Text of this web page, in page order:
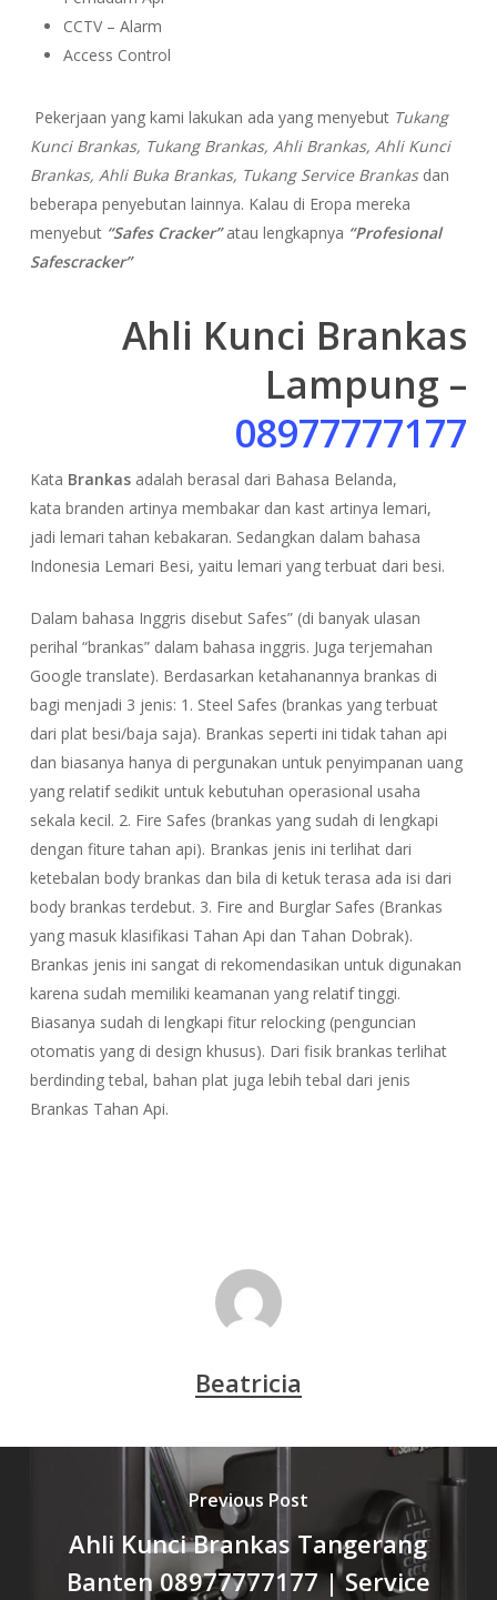
CCTV – Alarm
Access Control
Pekerjaan yang kami lakukan ada yang menyebut Tukang
Kunci Brankas, Tukang Brankas, Ahli Brankas, Ahli Kunci
Brankas, Ahli Buka Brankas, Tukang Service Brankasdan
beberapa penyebutan lainnya. Kalau di Eropa mereka
menyebut “Safes Cracker”atau lengkapnya “Profesional
Safescracker”
Ahli Kunci Brankas
Lampung –
08977777177
Kata Brankasadalah berasal dari Bahasa Belanda,
kata branden artinya membakardan kastartinya lemari,
jadi lemari tahan kebakaran. Sedangkan dalam bahasa
Indonesia Lemari Besi, yaitu lemari yang terbuat dari besi.
Dalam bahasa Inggris disebut Safes” (di banyak ulasan
perihal “brankas” dalam bahasa inggris. Juga terjemahan
Google translate). Berdasarkan ketahanannya brankas di
bagi menjadi 3 jenis: 1. Steel Safes (brankas yang terbuat
dari plat besi/baja saja). Brankas seperti ini tidak tahan api
dan biasanya hanya di pergunakan untuk penyimpanan uang
yang relatif sedikit untuk kebutuhan operasional usaha
sekala kecil. 2. Fire Safes (brankas yang sudah di lengkapi
dengan fiture tahan api). Brankas jenis ini terlihat dari
ketebalan body brankas dan bila di ketuk terasa ada isi dari
body brankas terdebut. 3. Fire and Burglar Safes (Brankas
yang masuk klasifikasi Tahan Api dan Tahan Dobrak).
Brankas jenis ini sangat di rekomendasikan untuk digunakan
karena sudah memiliki keamanan yang relatif tinggi.
Biasanya sudah di lengkapi fitur relocking (penguncian
otomatis yang di design khusus). Dari fisik brankas terlihat
berdinding tebal, bahan plat juga lebih tebal dari jenis
Brankas Tahan Api.
Beatricia
Previous Post
Ahli Kunci Brankas Tangerang
Banten 08977777177 | Service